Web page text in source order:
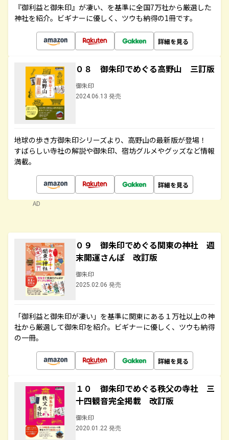
『御利益と御朱印』が凄い、を基準に全国7万社から厳選した
神社を紹介。ビギナーに優しく、ツウも納得の1冊です。
詳細を見る
０８ 御朱印でめぐる高野山 三訂版
御朱印
2024.06.13 発売
地球の歩き方御朱印シリーズより、高野山の最新版が登場！
すばらしい寺社の解説や御朱印、宿坊グルメやグッズなど情報
満載。
詳細を見る
AD
０９ 御朱印でめぐる関東の神社 週
末開運さんぽ 改訂版
御朱印
2025.02.06 発売
「御利益と御朱印が凄い」を基準に関東にある１万社以上の神
社から厳選して御朱印を紹介。ビギナーに優しく、ツウも納得
の一冊。
詳細を見る
１０ 御朱印でめぐる秩父の寺社 三
十四観音完全掲載 改訂版
御朱印
2020.01.22 発売